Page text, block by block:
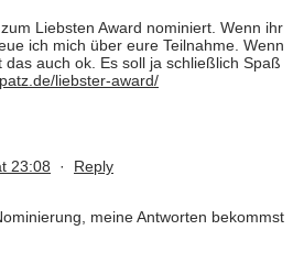
Liebsten Award nominiert. Wenn ihr
ich mich über eure Teilnahme. Wenn
das auch ok. Es soll ja schließlich Spaß
liebster-award/
23:08 · Reply
meine Antworten bekommst